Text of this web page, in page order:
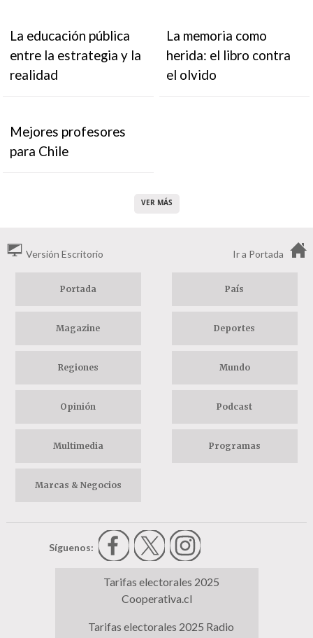
La educación pública
entre la estrategia y la
realidad
La memoria como
herida: el libro contra
el olvido
Mejores profesores
para Chile
VER MÁS
Versión Escritorio Ir a Portada
Portada País
Magazine Deportes
Regiones Mundo
Opinión Podcast
Multimedia Programas
Marcas & Negocios
Síguenos:
Tarifas electorales 2025
Cooperativa.cl
Tarifas electorales 2025 Radio